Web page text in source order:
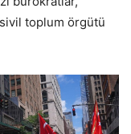
toplum örgütü